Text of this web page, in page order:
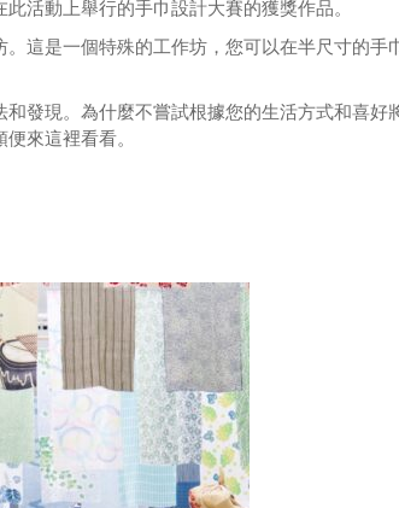
活動上舉行的手巾設計大賽的獲獎作品。
這是一個特殊的工作坊，您可以在半尺寸的手
發現。為什麼不嘗試根據您的生活方式和喜好
來這裡看看。